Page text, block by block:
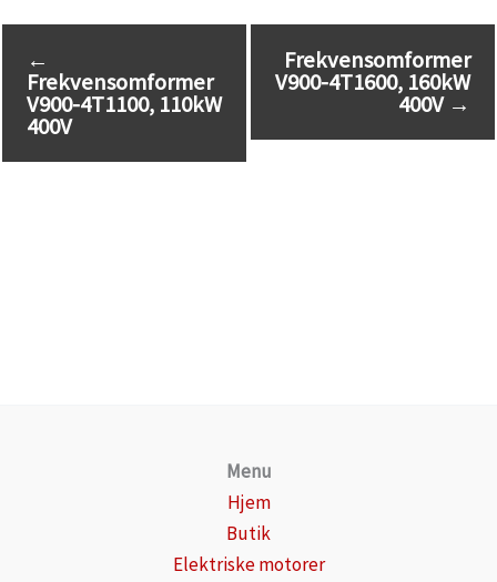
←
Frekvensomformer
V900-4T1100, 110kW
400V
Frekvensomformer
V900-4T1600, 160kW
400V →
Menu
Hjem
Butik
Elektriske motorer